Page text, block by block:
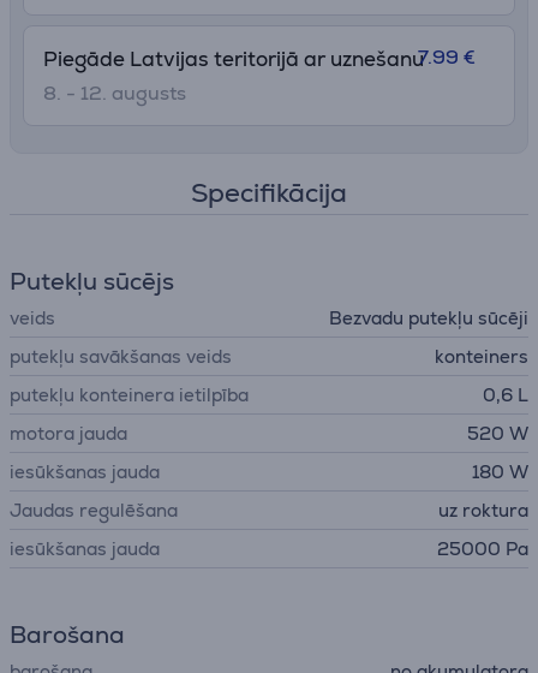
Piegāde Latvijas teritorijā ar uznešanu
8. - 12. augusts
7.99 €
Specifikācija
Putekļu sūcējs
veids
Bezvadu putekļu sūcēji
putekļu savākšanas veids
konteiners
putekļu konteinera ietilpība
0,6 L
motora jauda
520 W
iesūkšanas jauda
180 W
Jaudas regulēšana
uz roktura
iesūkšanas jauda
25000 Pa
Barošana